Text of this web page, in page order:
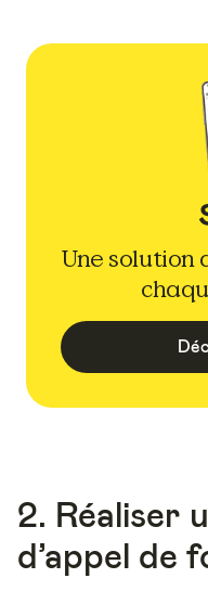
Une solution
2. Réaliser
d’appel de